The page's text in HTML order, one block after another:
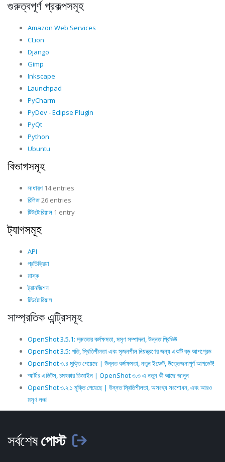
গুরুত্বপূর্ণ প্রকল্পসমূহ
Amazon Web Services
CLion
Django
Gimp
Inkscape
Launchpad
PyCharm
PyDev - Eclipse Plugin
PyQt
Python
Ubuntu
বিভাগসমূহ
সাধারণ 14 entries
রিলিজ26 entries
টিউটোরিয়াল 1 entry
ট্যাগসমূহ
API
প্রতিক্রিয়া
মাস্ক
ট্রানজিশন
টিউটোরিয়াল
সাম্প্রতিক এন্ট্রিসমূহ
OpenShot 3.5.1: দ্রুততর কর্মক্ষমতা, মসৃণ সম্পাদনা, উন্নত প্রিভিউ
OpenShot 3.5: গতি, স্থিতিশীলতা এবং সৃজনশীল নিয়ন্ত্রণের জন্য একটি বড় আপগ্রেড
OpenShot ৩.৪ মুক্তি পেয়েছে | উন্নত কর্মক্ষমতা, নতুন ইফেক্ট, উত্তেজনাপূর্ণ আপডেট!
স্মার্টার এডিটস, চমৎকার ডিজাইন | OpenShot ৩.৩ এ নতুন কী আছে জানুন
OpenShot ৩.২.১ মুক্তি পেয়েছে | উন্নত স্থিতিশীলতা, অসংখ্য সংশোধন, এবং আরও
মসৃণ লঞ্চ!
সর্বশেষপোস্ট